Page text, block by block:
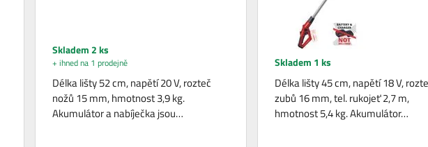
Skladem 2 ks
+ ihned na 1 prodejně
Délka lišty 52 cm, napětí 20 V, rozteč
nožů 15 mm, hmotnost 3,9 kg.
Akumulátor a nabíječka jsou…
Skladem 1 ks
Délka lišty 45 cm, napětí 18 V,
zubů 16 mm, tel. rukojeť 2,7 m,
hmotnost 5,4 kg. Akumulátor…